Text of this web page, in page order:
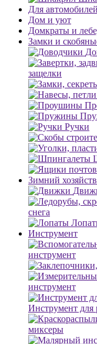
Для автомобилей
Дом и уют
Домкраты и
Замки и
защелки
Ручки
Зимний
снега
Инструмент
инструмент
инструмент
Инструмент для
миксеры